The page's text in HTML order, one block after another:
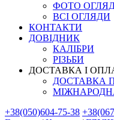
ФОТО
ВСІ ОГЛЯДИ
КОНТАКТИ
ДОВІДНИК
КАЛІБРИ
РІЗЬБИ
ДОСТАВКА І
ДОСТАВКА
+38(050)604-75-38